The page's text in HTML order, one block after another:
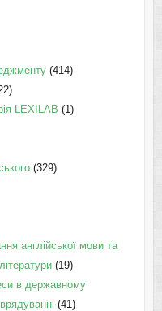
(414)
LEXILAB (1)
(329)
англійської мови та
(19)
в державному
(41)